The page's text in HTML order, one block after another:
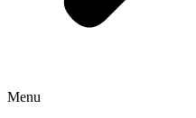
Menu